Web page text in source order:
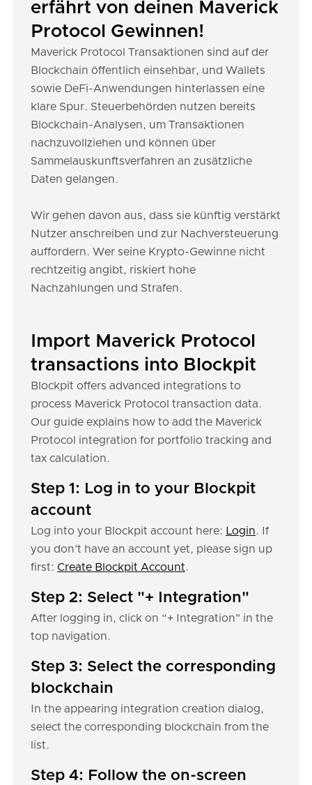
erfährt von deinen Maverick
Protocol Gewinnen!
Maverick Protocol Transaktionen sind auf der
Blockchain öffentlich einsehbar, und Wallets
sowie DeFi-Anwendungen hinterlassen eine
klare Spur. Steuerbehörden nutzen bereits
Blockchain-Analysen, um Transaktionen
nachzuvollziehen und können über
Sammelauskunftsverfahren an zusätzliche
Daten gelangen.
Wir gehen davon aus, dass sie künftig verstärkt
Nutzer anschreiben und zur Nachversteuerung
auffordern. Wer seine Krypto-Gewinne nicht
rechtzeitig angibt, riskiert hohe
Nachzahlungen und Strafen.
Import Maverick Protocol
transactions into Blockpit
Blockpit offers advanced integrations to
process Maverick Protocol transaction data.
Our guide explains how to add the Maverick
Protocol integration for portfolio tracking and
tax calculation.
Step 1: Log in to your Blockpit
account
Log into your Blockpit account here: Login. If
you don’t have an account yet, please sign up
first: Create Blockpit Account.
Step 2: Select "+ Integration"
After logging in, click on “+ Integration" in the
top navigation.
Step 3: Select the corresponding
blockchain
In the appearing integration creation dialog,
select the corresponding blockchain from the
list.
Step 4: Follow the on-screen